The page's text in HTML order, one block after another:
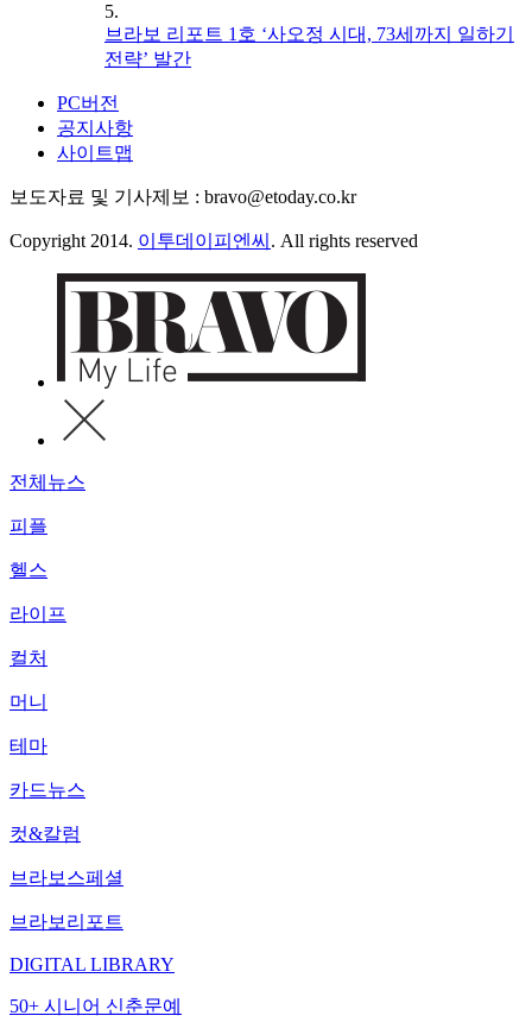
5.
브라보 리포트 1호 ‘사오정 시대, 73세까지 일하기
전략’ 발간
PC버전
공지사항
사이트맵
보도자료 및 기사제보 : bravo@etoday.co.kr
Copyright 2014. 이투데이피엔씨 . All rights reserved
전체뉴스
피플
헬스
라이프
컬처
머니
테마
카드뉴스
컷&칼럼
브라보스페셜
브라보리포트
DIGITAL LIBRARY
50+ 시니어 신춘문예